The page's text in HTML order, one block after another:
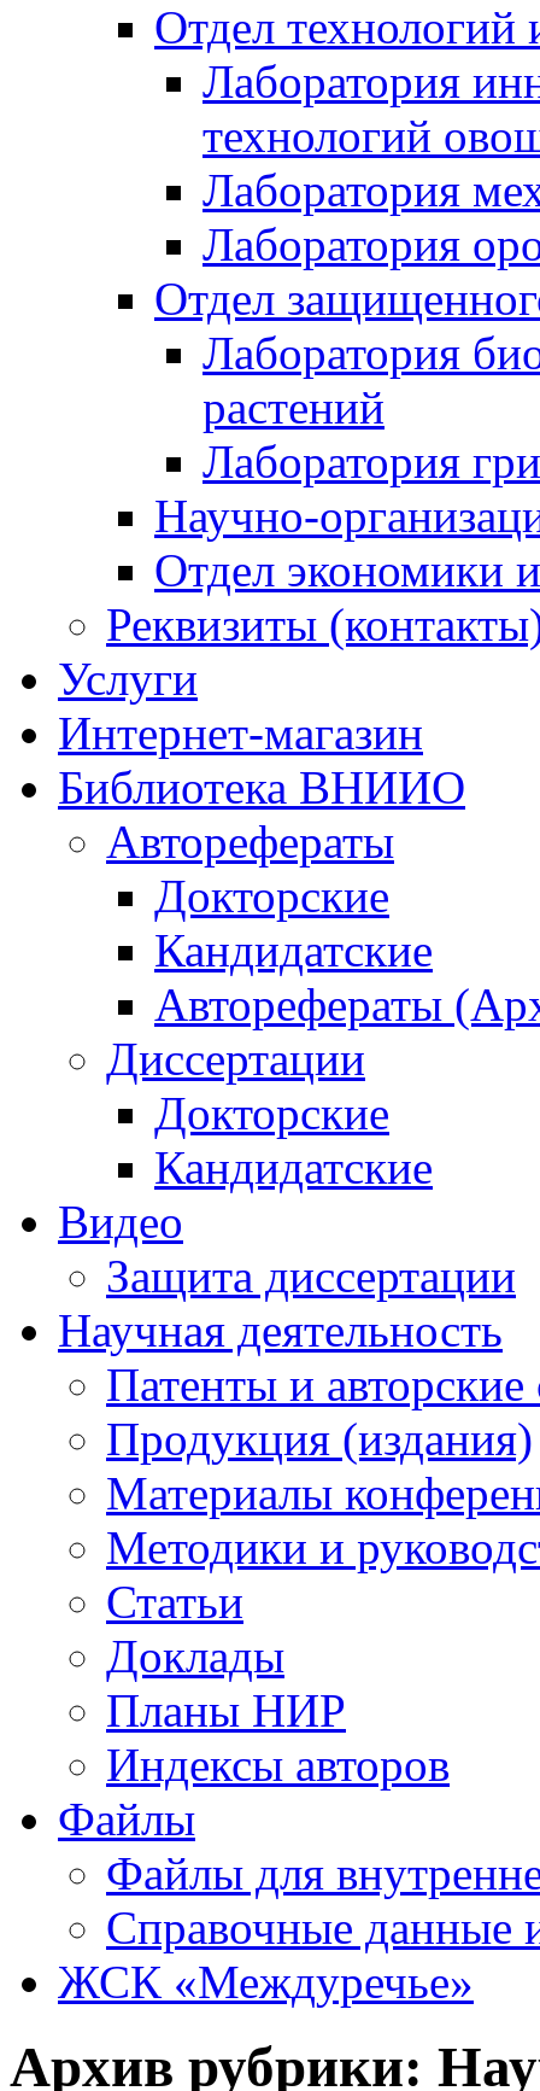
Отдел технологий
Лаборатория
технологий
Лаборатория
Лаборатория
Отдел
Лаборатория
растений
Лаборатория
Научно-
Отдел экономики
Реквизиты
Услуги
Интернет-магазин
Библиотека ВНИИО
Авторефераты
Докторские
Кандидатские
Авторефераты
Диссертации
Докторские
Кандидатские
Видео
Защита диссертации
Научная деятельность
Патенты и авторские
Продукция (издания)
Материалы
Методики и
Статьи
Доклады
Планы НИР
Индексы авторов
Файлы
Файлы для
Справочные данные
ЖСК «Междуречье»
Архив рубрики: